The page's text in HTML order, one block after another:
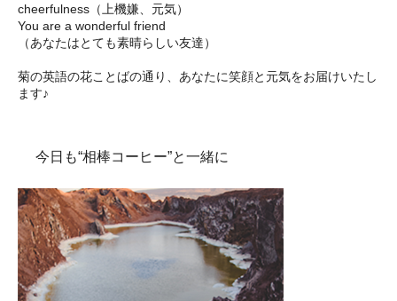
cheerfulness（上機嫌、元気）
You are a wonderful friend
（あなたはとても素晴らしい友達）
菊の英語の花ことばの通り、あなたに笑顔と元気をお届けいたし
ます♪
今日も“相棒コーヒー”と一緒に